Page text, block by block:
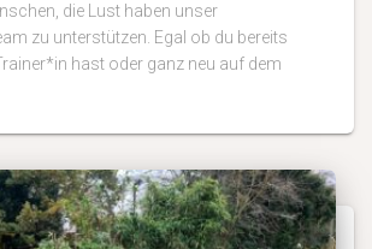
die Lust haben unser
zu unterstützen. Egal ob du bereits
hast oder ganz neu auf dem